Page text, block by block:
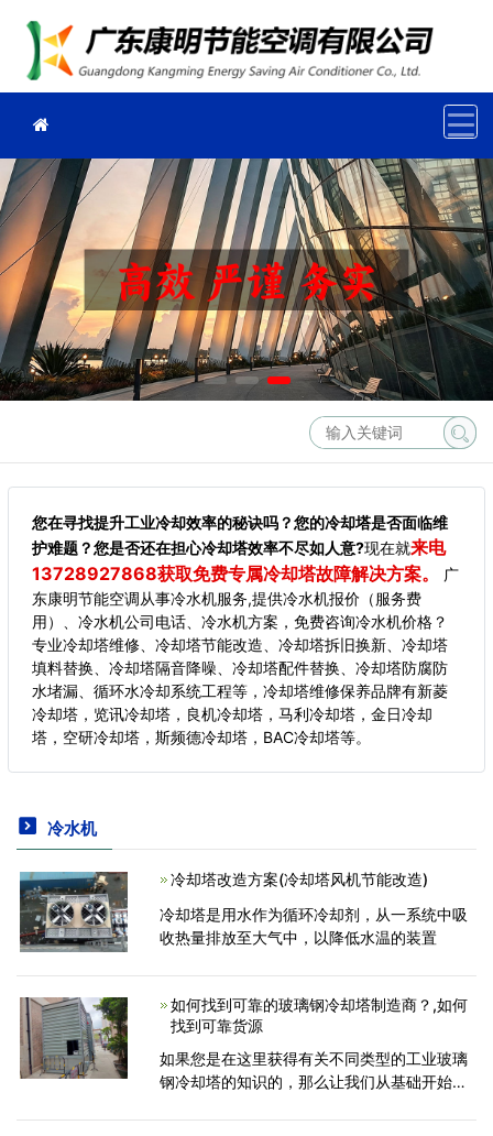
您在寻找提升工业冷却效率的秘诀吗？您的冷却塔是否面临维
护难题？您是否还在担心冷却塔效率不尽如人意?现在就来电
13728927868获取免费专属冷却塔故障解决方案。
广
东康明节能空调从事冷水机服务,提供冷水机报价（服务费
用）、冷水机公司电话、冷水机方案，免费咨询冷水机价格？
专业冷却塔维修、冷却塔节能改造、冷却塔拆旧换新、冷却塔
填料替换、冷却塔隔音降噪、冷却塔配件替换、冷却塔防腐防
水堵漏、循环水冷却系统工程等，冷却塔维修保养品牌有新菱
冷却塔，览讯冷却塔，良机冷却塔，马利冷却塔，金日冷却
塔，空研冷却塔，斯频德冷却塔，BAC冷却塔等。
冷水机
冷却塔改造方案(冷却塔风机节能改造)
冷却塔是用水作为循环冷却剂，从一系统中吸
收热量排放至大气中，以降低水温的装置
如何找到可靠的玻璃钢冷却塔制造商？,如何
找到可靠货源
如果您是在这里获得有关不同类型的工业玻璃
钢冷却塔的知识的，那么让我们从基础开始。